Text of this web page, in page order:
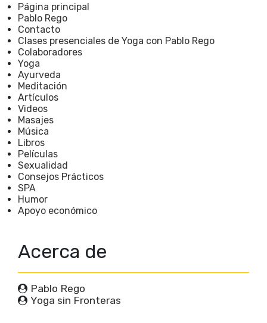
Página principal
Pablo Rego
Contacto
Clases presenciales de Yoga con Pablo Rego
Colaboradores
Yoga
Ayurveda
Meditación
Artículos
Videos
Masajes
Música
Libros
Películas
Sexualidad
Consejos Prácticos
SPA
Humor
Apoyo económico
Acerca de
Pablo Rego
Yoga sin Fronteras